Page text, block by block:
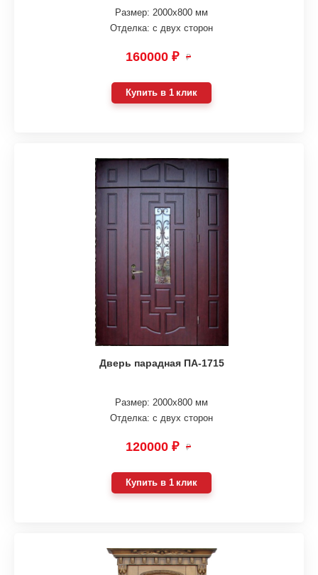
Размер: 2000х800 мм
Отделка: с двух сторон
160000 ₽ ₽
Купить в 1 клик
Дверь парадная ПА-1715
Размер: 2000х800 мм
Отделка: с двух сторон
120000 ₽ ₽
Купить в 1 клик